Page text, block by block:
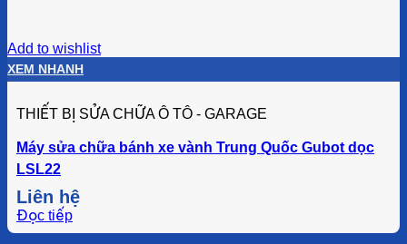
Add to wishlist
XEM NHANH
THIẾT BỊ SỬA CHỮA Ô TÔ - GARAGE
Máy sửa chữa bánh xe vành Trung Quốc Gubot dọc
LSL22
Liên hệ
Đọc tiếp